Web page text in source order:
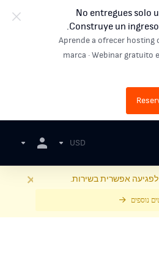
No entregues solo
Construye un
Aprende a ofrecer hosting
marca · Webinar gratuito
USD
לפגיעה אפשרית בשירות.
נוספים